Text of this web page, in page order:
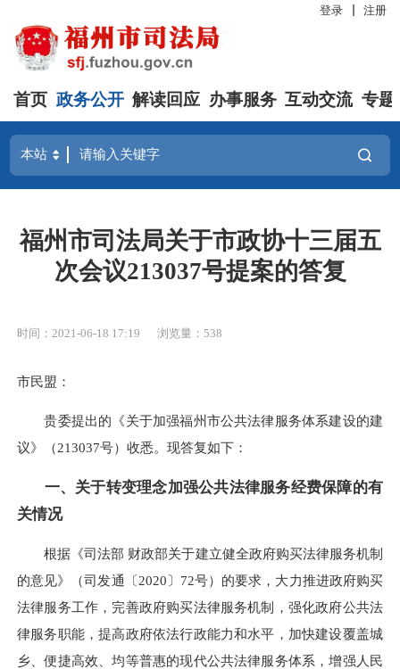
登录 注册
首页 政务公开 解读回应 办事服务 互动交流 专题
福州市司法局关于市政协十三届五
次会议213037号提案的答复
时间：2021-06-18 17:19 浏览量：538
市民盟：
贵委提出的《关于加强福州市公共法律服务体系建设的建
议》（213037号）收悉。现答复如下：
一、关于转变理念加强公共法律服务经费保障的有
关情况
根据《司法部 财政部关于建立健全政府购买法律服务机制
的意见》（司发通〔2020〕72号）的要求，大力推进政府购买
法律服务工作，完善政府购买法律服务机制，强化政府公共法
律服务职能，提高政府依法行政能力和水平，加快建设覆盖城
乡、便捷高效、均等普惠的现代公共法律服务体系，增强人民